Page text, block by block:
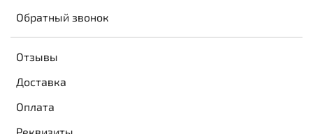
Обратный звонок
Отзывы
Доставка
Оплата